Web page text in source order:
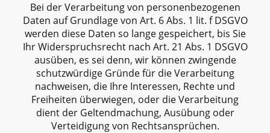
Bei der Verarbeitung von personenbezogenen
Daten auf Grundlage von Art. 6 Abs. 1 lit. f DSGVO
werden diese Daten so lange gespeichert, bis Sie
Ihr Widerspruchsrecht nach Art. 21 Abs. 1 DSGVO
ausüben, es sei denn, wir können zwingende
schutzwürdige Gründe für die Verarbeitung
nachweisen, die Ihre Interessen, Rechte und
Freiheiten überwiegen, oder die Verarbeitung
dient der Geltendmachung, Ausübung oder
Verteidigung von Rechtsansprüchen.